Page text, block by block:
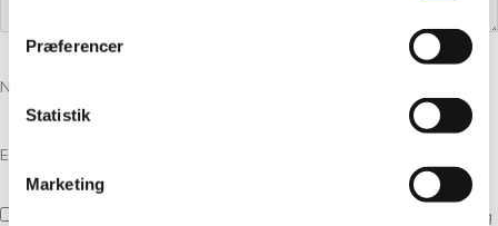
Præferencer
Statistik
Marketing
Navn
E-mail
Gem mit navn, mail og websted i denne browser til næste gang jeg